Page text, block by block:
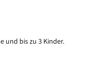
und bis zu 3 Kinder.